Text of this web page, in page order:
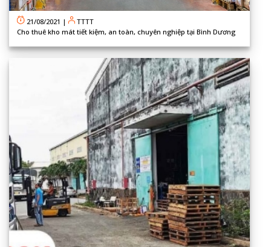
21/08/2021 |
TTTT
Cho thuê kho mát tiết kiệm, an toàn, chuyên nghiệp tại Bình Dương